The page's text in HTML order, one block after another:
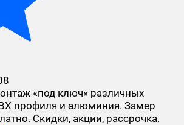
«под ключ» различных
профиля и алюминия. Замер
Скидки, акции, рассрочка.